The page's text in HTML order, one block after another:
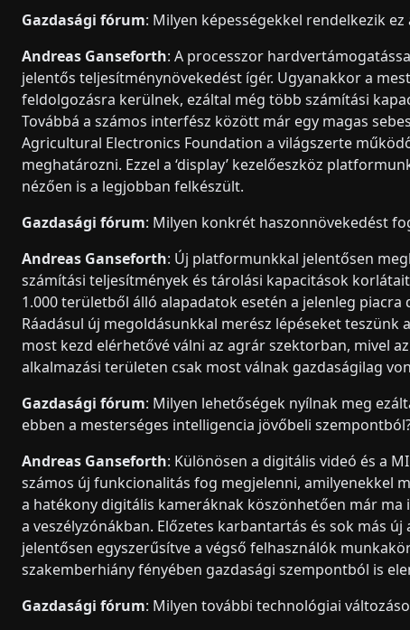
Gazdasági fórum: Milyen képességekkel rendelkezik ez
Andreas Ganseforth: A processzor
jelentős teljesítménynövekedést ígér. Ugyanakkor a
feldolgozásra kerülnek, ezáltal még több számítási
Továbbá a számos interfész között már egy magas
Agricultural Electronics Foundation a világszerte
meghatározni. Ezzel a ‘display’ kezelőeszköz
nézően is a legjobban felkészült.
Gazdasági fórum: Milyen konkrét haszonnövekedést
Andreas Ganseforth: Új platformunkkal jelentősen
számítási teljesítmények és tárolási kapacitások
1.000 területből álló alapadatok esetén a jelenleg
Ráadásul új megoldásunkkal merész lépéseket
most kezd elérhetővé válni az agrár szektorban, mivel
alkalmazási területen csak most válnak gazdaságilag
Gazdasági fórum: Milyen lehetőségek nyílnak meg
ebben a mesterséges intelligencia jövőbeli
Andreas Ganseforth: Különösen a digitális videó és a
számos új funkcionalitás fog megjelenni, amilyenekkel
a hatékony digitális kameráknak köszönhetően már
a veszélyzónákban. Előzetes karbantartás és sok más
jelentősen egyszerűsítve a végső felhasználók
szakemberhiány fényében gazdasági szempontból is
Gazdasági fórum: Milyen további technológiai